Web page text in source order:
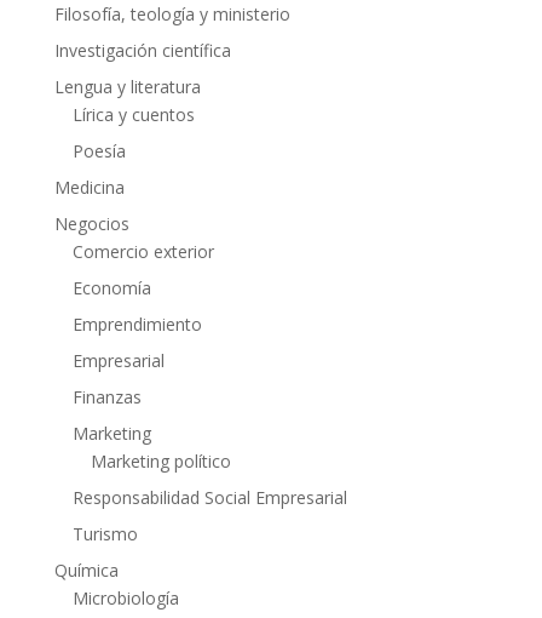
Filosofía, teología y ministerio
Investigación científica
Lengua y literatura
Lírica y cuentos
Poesía
Medicina
Negocios
Comercio exterior
Economía
Emprendimiento
Empresarial
Finanzas
Marketing
Marketing político
Responsabilidad Social Empresarial
Turismo
Química
Microbiología